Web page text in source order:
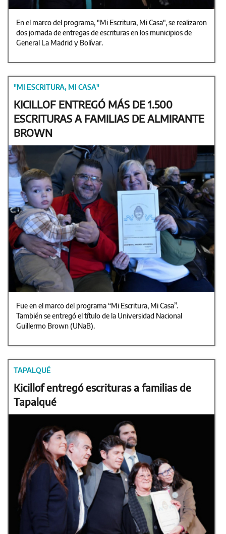
En el marco del programa, "Mi Escritura, Mi Casa", se realizaron
dos jornada de entregas de escrituras en los municipios de
General La Madrid y Bolívar.
"MI ESCRITURA, MI CASA"
KICILLOF ENTREGÓ MÁS DE 1.500
ESCRITURAS A FAMILIAS DE ALMIRANTE
BROWN
Fue en el marco del programa “Mi Escritura, Mi Casa”.
También se entregó el título de la Universidad Nacional
Guillermo Brown (UNaB).
TAPALQUÉ
Kicillof entregó escrituras a familias de
Tapalqué